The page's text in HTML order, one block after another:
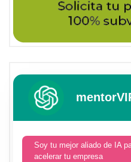
Soy tu mejor aliado de IA
acelerar tu empresa